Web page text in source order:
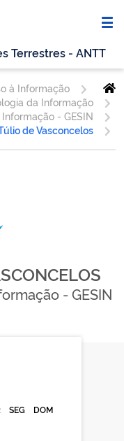
Terrestres - ANTT
à Informação
de Vasconcelos
- GESIN
DOM
SEG